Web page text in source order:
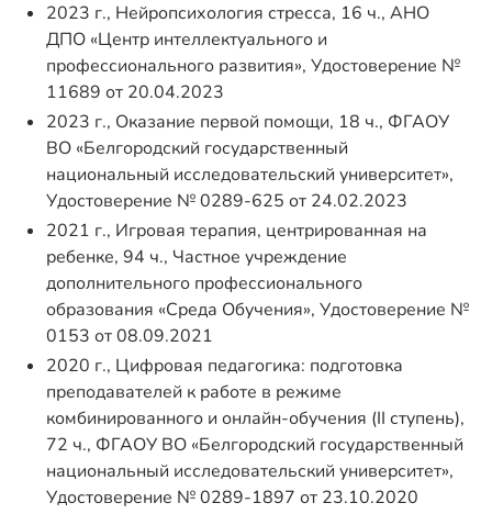
2023 г., Нейропсихология стресса, 16 ч., АНО
ДПО «Центр интеллектуального и
профессионального развития», Удостоверение №
11689 от 20.04.2023
2023 г., Оказание первой помощи, 18 ч., ФГАОУ
ВО «Белгородский государственный
национальный исследовательский университет»,
Удостоверение № 0289-625 от 24.02.2023
2021 г., Игровая терапия, центрированная на
ребенке, 94 ч., Частное учреждение
дополнительного профессионального
образования «Среда Обучения», Удостоверение №
0153 от 08.09.2021
2020 г., Цифровая педагогика: подготовка
преподавателей к работе в режиме
комбинированного и онлайн-обучения (II ступень),
72 ч., ФГАОУ ВО «Белгородский государственный
национальный исследовательский университет»,
Удостоверение № 0289-1897 от 23.10.2020